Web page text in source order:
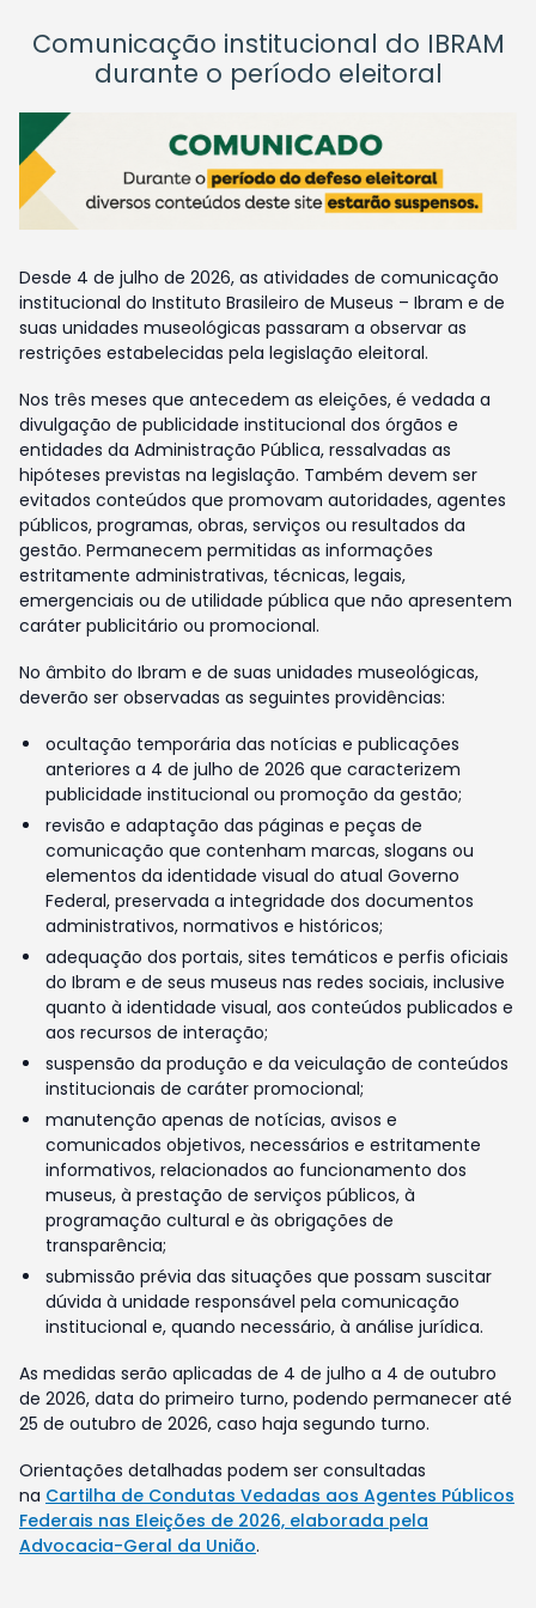
Comunicação institucional do IBRAM
durante o período eleitoral
Desde 4 de julho de 2026, as atividades de comunicação
institucional do Instituto Brasileiro de Museus – Ibram e de
suas unidades museológicas passaram a observar as
restrições estabelecidas pela legislação eleitoral.
Nos três meses que antecedem as eleições, é vedada a
divulgação de publicidade institucional dos órgãos e
entidades da Administração Pública, ressalvadas as
hipóteses previstas na legislação. Também devem ser
evitados conteúdos que promovam autoridades, agentes
públicos, programas, obras, serviços ou resultados da
gestão. Permanecem permitidas as informações
estritamente administrativas, técnicas, legais,
emergenciais ou de utilidade pública que não apresentem
caráter publicitário ou promocional.
No âmbito do Ibram e de suas unidades museológicas,
deverão ser observadas as seguintes providências:
ocultação temporária das notícias e publicações
anteriores a 4 de julho de 2026 que caracterizem
publicidade institucional ou promoção da gestão;
revisão e adaptação das páginas e peças de
comunicação que contenham marcas, slogans ou
elementos da identidade visual do atual Governo
Federal, preservada a integridade dos documentos
administrativos, normativos e históricos;
adequação dos portais, sites temáticos e perfis oficiais
do Ibram e de seus museus nas redes sociais, inclusive
quanto à identidade visual, aos conteúdos publicados e
aos recursos de interação;
suspensão da produção e da veiculação de conteúdos
institucionais de caráter promocional;
manutenção apenas de notícias, avisos e
comunicados objetivos, necessários e estritamente
informativos, relacionados ao funcionamento dos
museus, à prestação de serviços públicos, à
programação cultural e às obrigações de
transparência;
submissão prévia das situações que possam suscitar
dúvida à unidade responsável pela comunicação
institucional e, quando necessário, à análise jurídica.
As medidas serão aplicadas de 4 de julho a 4 de outubro
de 2026, data do primeiro turno, podendo permanecer até
25 de outubro de 2026, caso haja segundo turno.
Orientações detalhadas podem ser consultadas
na Cartilha de Condutas Vedadas aos Agentes Públicos
Federais nas Eleições de 2026, elaborada pela
Advocacia-Geral da União.